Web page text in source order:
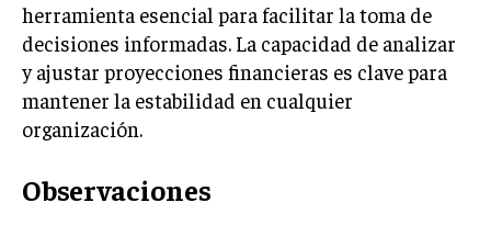
herramienta esencial para facilitar la toma de
decisiones informadas. La capacidad de analizar
y ajustar proyecciones financieras es clave para
mantener la estabilidad en cualquier
organización.
Observaciones